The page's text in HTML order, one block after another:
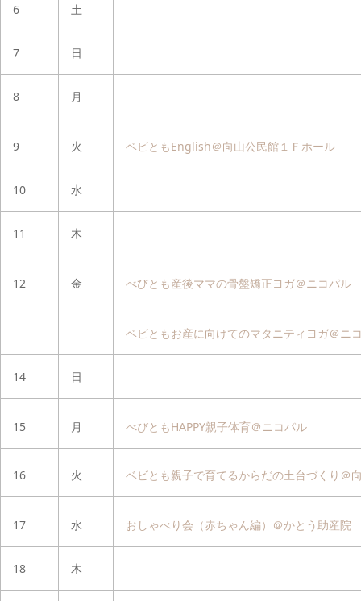
6 土
7 日
8 月
9 火 ベビともEnglish＠向山公民館１Ｆホール
10 水
11 木
12 金 べびとも産後ママの骨盤矯正ヨガ＠ニコパル
ベビともお産に向けてのマタニティヨガ＠ニ
14 日
15 月 べびともHAPPY親子体育＠ニコパル
16 火 ベビとも親子で育てるからだの土台づくり＠
17 水 おしゃべり会（赤ちゃん編）＠かとう助産院
18 木